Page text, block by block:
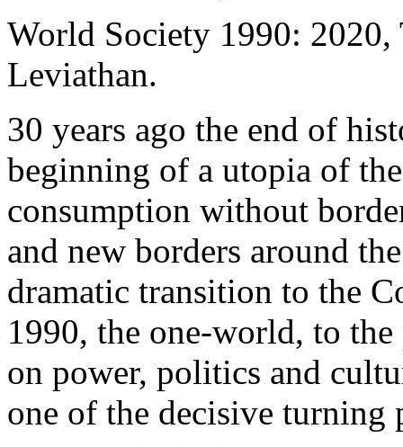
World Society 1990: 2020,
Leviathan.
30 years ago the end of
beginning of a utopia of
consumption without
and new borders around
dramatic transition to the
1990, the one-world, to the
on power, politics and
one of the decisive turning